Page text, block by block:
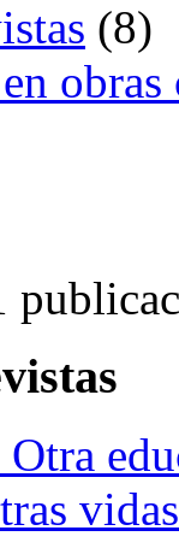
(8)
Otra
vidas